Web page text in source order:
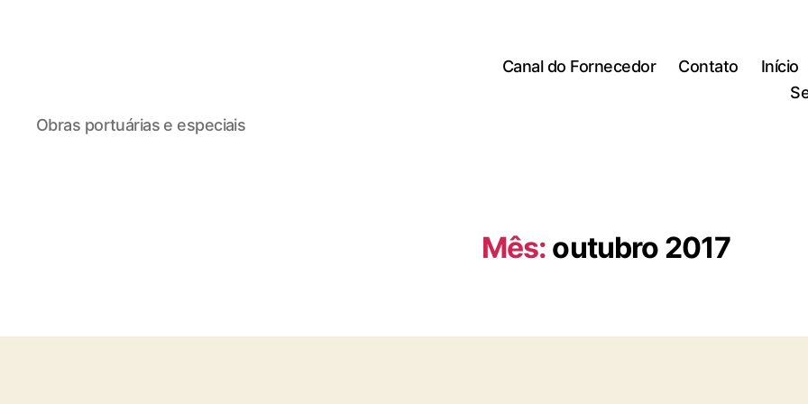
Obras portuárias e especiais
Canal do Fornecedor Contato
Início
Mês: outubro 2017